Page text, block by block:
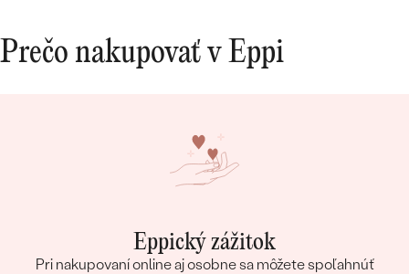
Prečo nakupovať v Eppi
Eppický zážitok
Pri nakupovaní online aj osobne sa môžete spoľahnúť